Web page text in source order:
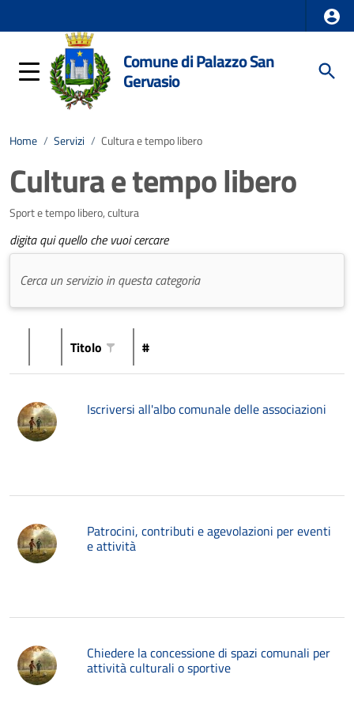
Comune di Palazzo San
Gervasio
Home / Servizi / Cultura e tempo libero
Cultura e tempo libero
Sport e tempo libero, cultura
digita qui quello che vuoi cercare
Titolo #
Iscriversi all'albo comunale delle associazioni
Patrocini, contributi e agevolazioni per eventi
e attività
Chiedere la concessione di spazi comunali per
attività culturali o sportive